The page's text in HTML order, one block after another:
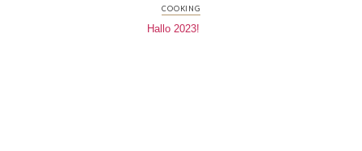
COOKING
Hallo 2023!